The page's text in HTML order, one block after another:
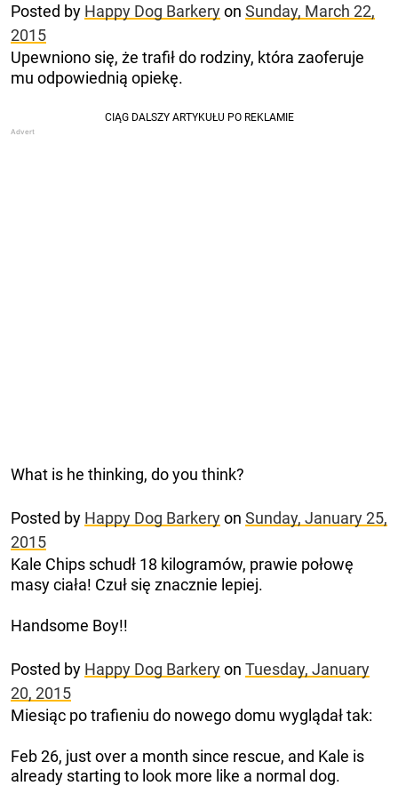
Posted by Happy Dog Barkeryon Sunday, March 22,
2015
Upewniono się, że trafił do rodziny, która zaoferuje
mu odpowiednią opiekę.
What is he thinking, do you think?
Posted by Happy Dog Barkeryon Sunday, January 25,
2015
Kale Chips schudł 18 kilogramów, prawie połowę
masy ciała! Czuł się znacznie lepiej.
Handsome Boy!!
Posted by Happy Dog Barkeryon Tuesday, January
20, 2015
Miesiąc po trafieniu do nowego domu wyglądał tak:
Feb 26, just over a month since rescue, and Kale is
already starting to look more like a normal dog.